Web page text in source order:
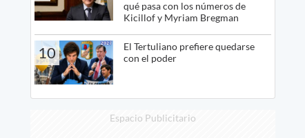
qué pasa con los números de
Kicillof y Myriam Bregman
10
El Tertuliano prefiere quedarse
con el poder
Espacio Publicitario